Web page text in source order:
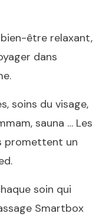
être relaxant,
dans
soins du visage,
sauna … Les
promettent un
soin qui
Smartbox